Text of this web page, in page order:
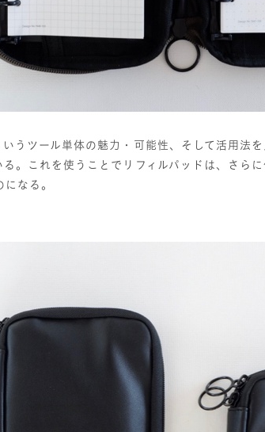
うツール単体の魅力・可能性、そして活用法
。これを使うことでリフィルパッドは、さら
なる。